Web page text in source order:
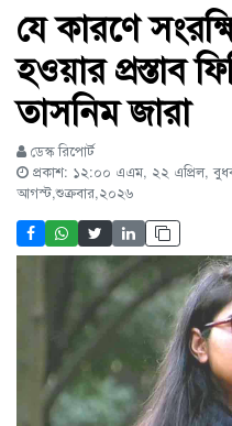
যে কারণে
হওয়ার প্রস্তাব
তাসনিম জারা
ডেস্ক রিপোর্ট
প্রকাশ: ১২:০০ এএম, ২২ এপ্রিল,
আগস্ট,শুক্রবার,২০২৬